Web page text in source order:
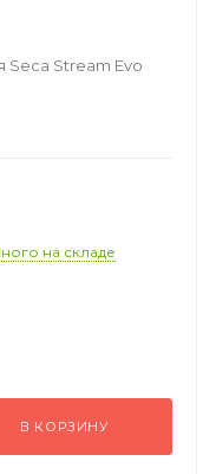
Seca Stream Evo
на складе
В КОРЗИНУ